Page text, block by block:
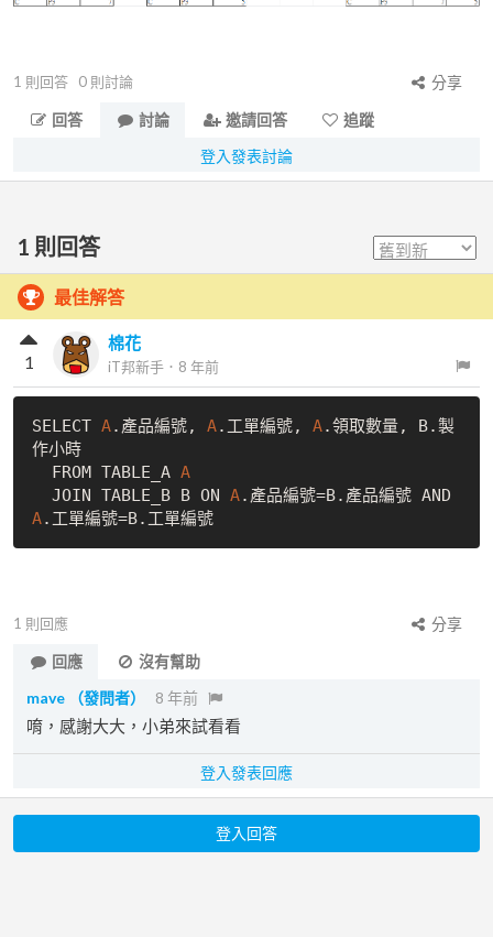
1 則回答 0 則討論
分享
回答
討論 邀請回答
追蹤
登入發表討論
1 則回答
最佳解答
棉花
iT邦新手 ． 8 年前
1
SELECT A.產品編號, A.工單編號, A.領取數量, B.製
作小時
  FROM TABLE_A
A
  JOIN TABLE_B B ON
A
A
.工單編號=B.工單編號
1 則回應
分享
回應
沒有幫助
mave
（發問者） 8 年前
唷，感謝大大，小弟來試看看
登入發表回應
登入回答